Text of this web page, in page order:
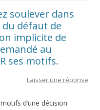
soulever dans
du défaut de
implicite de
au
ses motifs.
Laisser une réponse
d’une décision